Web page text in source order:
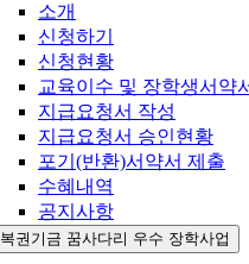
소개
신청하기
신청현황
교육이수 및 장학생서약
지급요청서 작성
지급요청서 승인현황
포기(반환)서약서 제출
수혜내역
공지사항
복권기금 꿈사다리 우수 장학사업